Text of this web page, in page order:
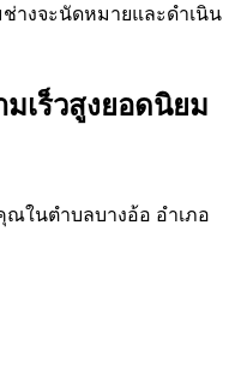
างจะนัดหมายและดำเนิน
มเร็วสูงยอดนิยม
ณในตำบลบางอ้อ อำเภอ